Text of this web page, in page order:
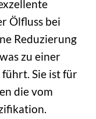
Ölfluss bei
Reduzierung
zu einer
Sie ist für
die vom